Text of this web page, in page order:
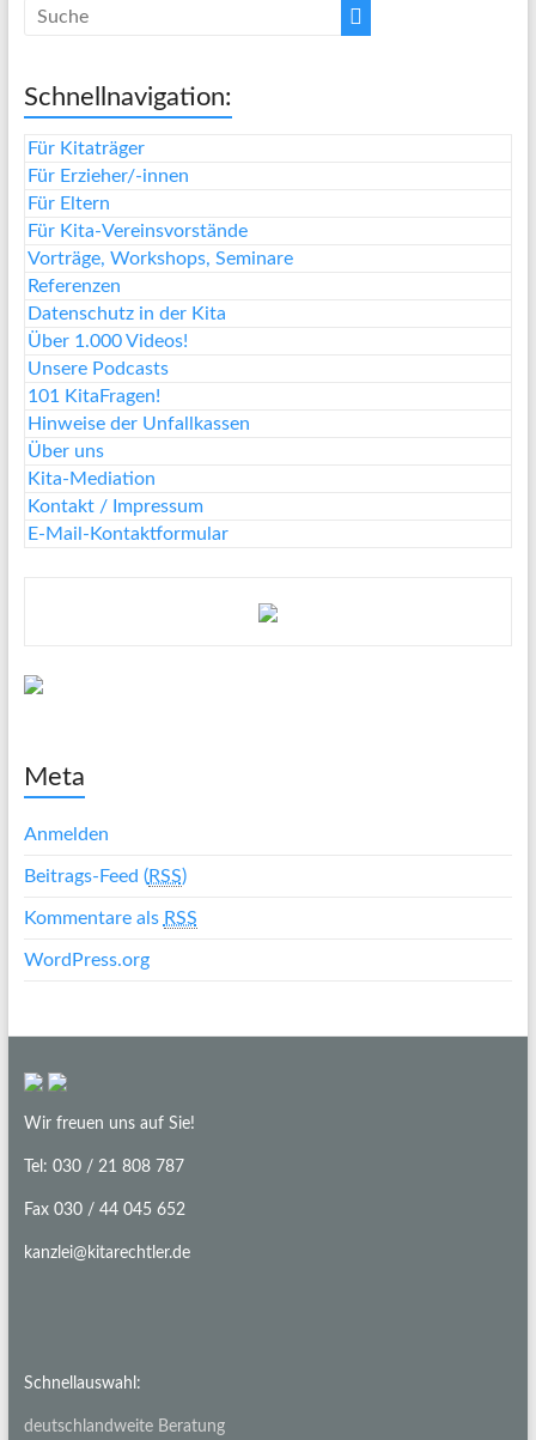
Schnellnavigation:
Für Kitaträger
Für Erzieher/-innen
Für Eltern
Für Kita-Vereinsvorstände
Vorträge, Workshops, Seminare
Referenzen
Datenschutz in der Kita
Über 1.000 Videos!
Unsere Podcasts
101 KitaFragen!
Hinweise der Unfallkassen
Über uns
Kita-Mediation
Kontakt / Impressum
E-Mail-Kontaktformular
Meta
Anmelden
Beitrags-Feed (RSS)
Kommentare als RSS
WordPress.org
Wir freuen uns auf Sie!
Tel: 030 / 21 808 787
Fax 030 / 44 045 652
kanzlei@kitarechtler.de
Schnellauswahl:
deutschlandweite Beratung